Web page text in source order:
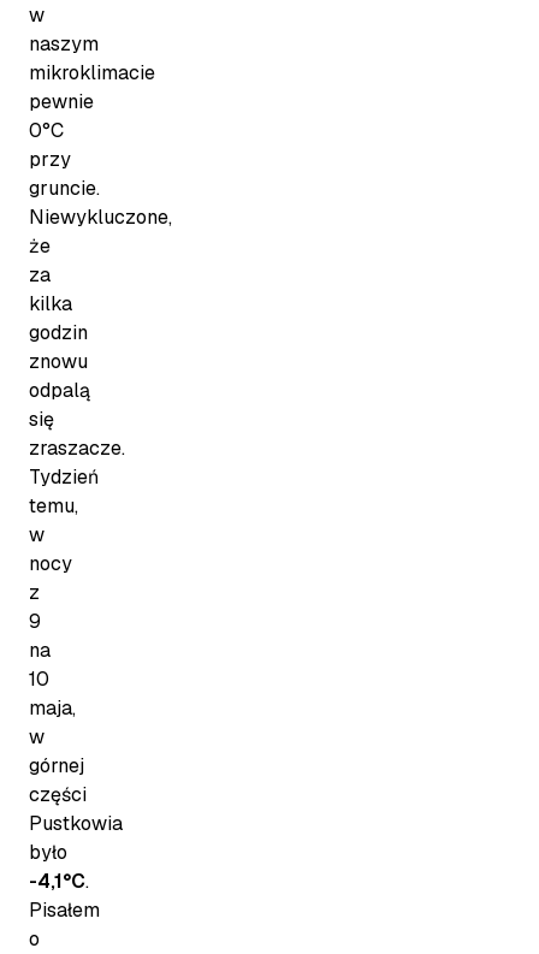
w
naszym
mikroklimacie
pewnie
0°C
przy
gruncie.
Niewykluczone,
że
za
kilka
godzin
znowu
odpalą
się
zraszacze.
Tydzień
temu,
w
nocy
z
9
na
10
maja,
w
górnej
części
Pustkowia
było
-4,1°C.
Pisałem
o